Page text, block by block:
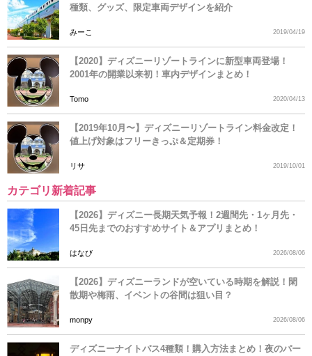
種類、グッズ、限定車両デザインを紹介
みーこ 2019/04/19
【2020】ディズニーリゾートラインに新型車両登場！
2001年の開業以来初！車内デザインまとめ！
Tomo 2020/04/13
【2019年10月〜】ディズニーリゾートライン料金改定！
値上げ対象はフリーきっぷ＆定期券！
リサ 2019/10/01
カテゴリ新着記事
【2026】ディズニー長期天気予報！2週間先・1ヶ月先・
45日先までのおすすめサイト＆アプリまとめ！
はなび 2026/08/06
【2026】ディズニーランドが空いている時期を解説！閑
散期や梅雨、イベントの谷間は狙い目？
monpy 2026/08/06
ディズニーナイトパス4種類！購入方法まとめ！夜のパー